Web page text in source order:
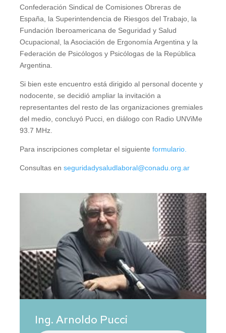
Confederación Sindical de Comisiones Obreras de
España, la Superintendencia de Riesgos del Trabajo, la
Fundación Iberoamericana de Seguridad y Salud
Ocupacional, la Asociación de Ergonomía Argentina y la
Federación de Psicólogos y Psicólogas de la República
Argentina.
Si bien este encuentro está dirigido al personal docente y
nodocente, se decidió ampliar la invitación a
representantes del resto de las organizaciones gremiales
del medio, concluyó Pucci, en diálogo con Radio UNViMe
93.7 MHz.
Para inscripciones completar el siguiente formulario.
Consultas en seguridadysaludlaboral@conadu.org.ar
Ing. Arnoldo Pucci